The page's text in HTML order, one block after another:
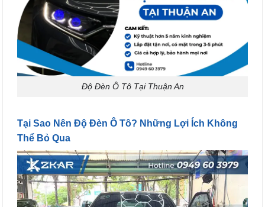
Độ Đèn Ô Tô Tại Thuận An
Tại Sao Nên Độ Đèn Ô Tô? Những Lợi Ích Không
Thể Bỏ Qua